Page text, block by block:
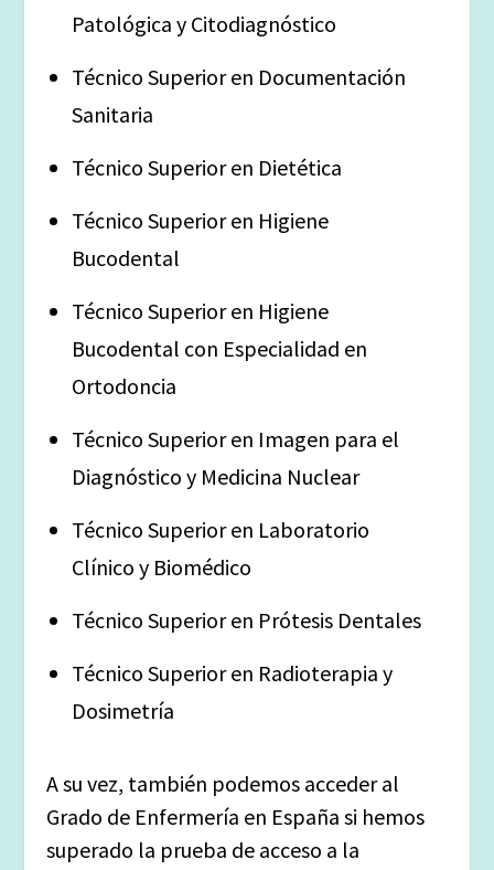
Patológica y Citodiagnóstico
Técnico Superior en Documentación
Sanitaria
Técnico Superior en Dietética
Técnico Superior en Higiene
Bucodental
Técnico Superior en Higiene
Bucodental con Especialidad en
Ortodoncia
Técnico Superior en Imagen para el
Diagnóstico y Medicina Nuclear
Técnico Superior en Laboratorio
Clínico y Biomédico
Técnico Superior en Prótesis Dentales
Técnico Superior en Radioterapia y
Dosimetría
A su vez, también podemos acceder al
Grado de Enfermería en España si hemos
superado la prueba de acceso a la